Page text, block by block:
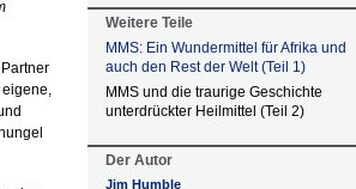
eigene,
Weitere Teile
MMS: Ein Wundermittel für Afrika und
auch den Rest der Welt (Teil 1)
MMS und die traurige Geschichte
unterdrückter Heilmittel (Teil 2)
Der Autor
Jim Humble